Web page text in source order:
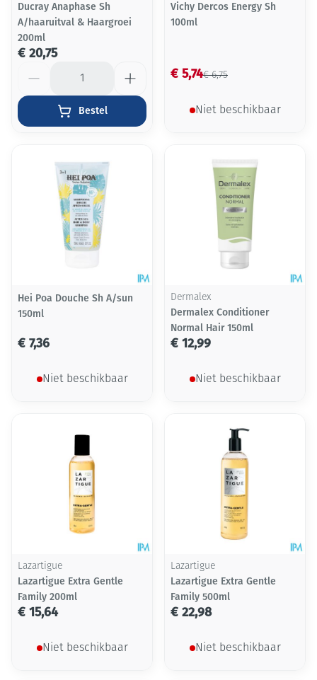
Ducray Anaphase Sh
A/haaruitval & Haargroei
200ml
€ 20,75
Bestel
Vichy Dercos Energy Sh
100ml
€ 6,75
€ 5,74
Niet beschikbaar
Hei Poa Douche Sh A/sun
150ml
€ 7,36
Niet beschikbaar
Dermalex
Dermalex Conditioner
Normal Hair 150ml
€ 12,99
Niet beschikbaar
Lazartigue
Lazartigue Extra Gentle
Family 200ml
€ 15,64
Niet beschikbaar
Lazartigue
Lazartigue Extra Gentle
Family 500ml
€ 22,98
Niet beschikbaar